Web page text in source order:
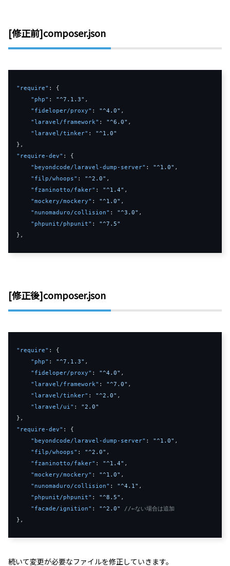
[修正前]composer.json
"require" :
{
"php" : "^7.1.3" ,
"fideloper/proxy" : "^4.0" ,
"laravel/framework" : "^6.0" ,
"laravel/tinker" :
"^1.0"
} ,
"require-dev" :
{
"beyondcode/laravel-dump-server" : "^1.0" ,
"filp/whoops" : "^2.0" ,
"fzaninotto/faker" : "^1.4" ,
"mockery/mockery" : "^1.0" ,
"nunomaduro/collision" : "^3.0" ,
"phpunit/phpunit" :
"^7.5"
} ,
[修正後]composer.json
"require" :
{
"php" : "^7.1.3" ,
"fideloper/proxy" : "^4.0" ,
"laravel/framework" : "^7.0" ,
"laravel/tinker" : "^2.0" ,
"laravel/ui" :
"2.0"
} ,
"require-dev" :
{
"beyondcode/laravel-dump-server" : "^1.0" ,
"filp/whoops" : "^2.0" ,
"fzaninotto/faker" : "^1.4" ,
"mockery/mockery" : "^1.0" ,
"nunomaduro/collision" : "^4.1" ,
"phpunit/phpunit" : "^8.5" ,
"facade/ignition" : "^2.0"
//←ない場合は追加
} ,
続いて変更が必要なファイルを修正していきます。